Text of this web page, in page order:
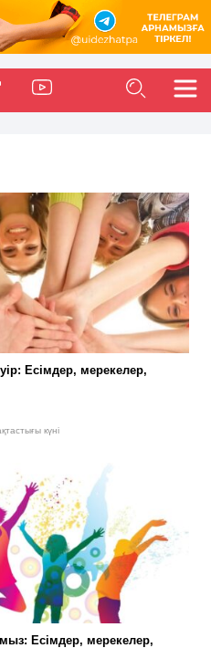
Есімдер, мерекелер,
күні
Есімдер, мерекелер,